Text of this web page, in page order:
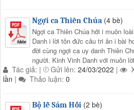
Ngợi ca Thiên Chúa (4 bè)
Ngợi ca Thiên Chúa hỡi i muôn
Danh i lời tôn đức câu tri ân i bài
đời cùng ngợi ca uy danh Thiên
người. Kinh Vinh Danh với muôn
Tác giả: | Gửi lên: 24/03/2022 |
lần | Thảo luận: 0
Bộ lễ Sám Hối (2 bè)